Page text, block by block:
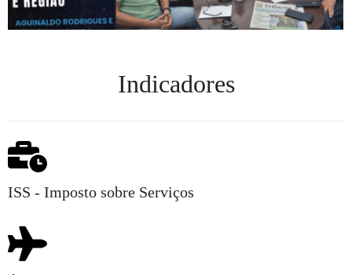
Indicadores
ISS - Imposto sobre Serviços